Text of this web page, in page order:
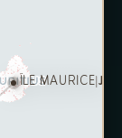
ÎLE MAURICE|